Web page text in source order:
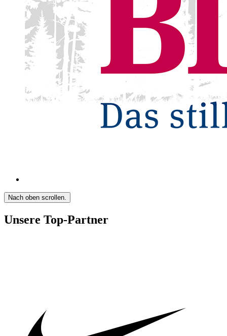
Nach oben scrollen.
Unsere Top-Partner